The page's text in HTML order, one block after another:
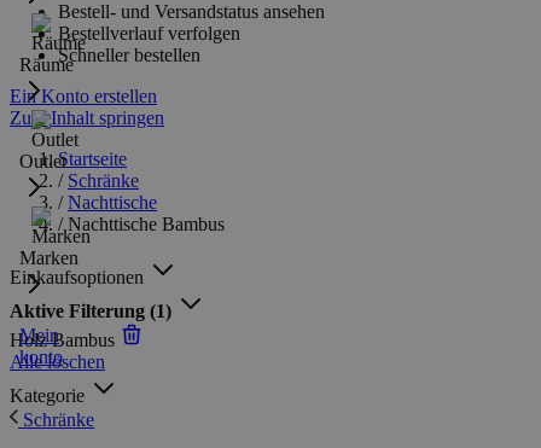
Räume
Outlet
Marken
Mein
konto
Bestell- und Versandstatus ansehen
Bestellverlauf verfolgen
Schneller bestellen
Ein Konto erstellen
Zum Inhalt springen
Startseite
/ Schränke
/ Nachttische
/ Nachttische Bambus
Einkaufsoptionen
Aktive Filterung (1)
Holz Bambus
Alle löschen
Kategorie
Schränke